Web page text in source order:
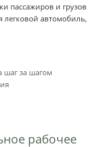
пассажиров и грузов
легковой автомобиль,
шаг за шагом
рабочее